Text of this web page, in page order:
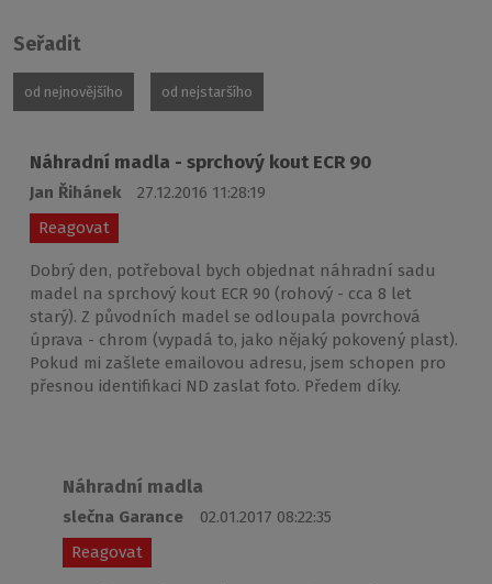
Seřadit
od nejnovějšího od nejstaršího
Náhradní madla - sprchový kout ECR 90
Jan Řihánek
27.12.2016 11:28:19
Reagovat
Dobrý den, potřeboval bych objednat náhradní sadu
madel na sprchový kout ECR 90 (rohový - cca 8 let
starý). Z původních madel se odloupala povrchová
úprava - chrom (vypadá to, jako nějaký pokovený plast).
Pokud mi zašlete emailovou adresu, jsem schopen pro
přesnou identifikaci ND zaslat foto. Předem díky.
Náhradní madla
slečna Garance
02.01.2017 08:22:35
Reagovat